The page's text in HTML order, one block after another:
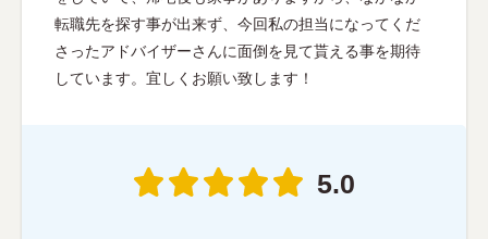
転職先を探す事が出来ず、今回私の担当になってくだ
さったアドバイザーさんに面倒を見て貰える事を期待
しています。宜しくお願い致します！
5.0